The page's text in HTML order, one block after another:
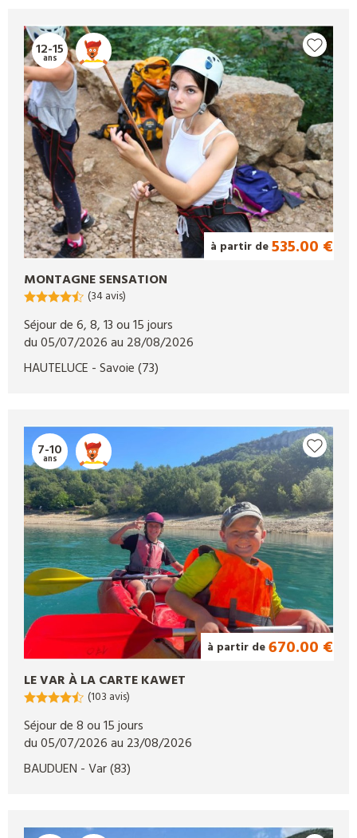
12-15
ans
à partir de535.00 €
MONTAGNE SENSATION
(34 avis)
Séjour de 6, 8, 13 ou 15 jours
du 05/07/2026 au 28/08/2026
HAUTELUCE - Savoie(73)
7-10
ans
à partir de670.00 €
LE VAR À LA CARTE KAWET
(103 avis)
Séjour de 8 ou 15 jours
du 05/07/2026 au 23/08/2026
BAUDUEN - Var(83)